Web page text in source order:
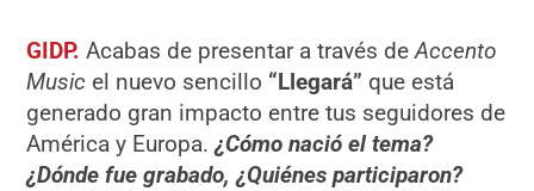
GIDP. Acabas de presentar a través deAccento
Music el nuevo sencillo “Llegará” que está
generado gran impacto entre tus seguidores de
América y Europa.¿Cómo nació el tema?
¿Dónde fue grabado, ¿Quiénes participaron?